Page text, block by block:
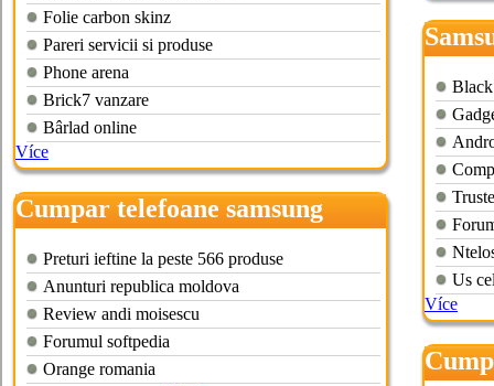
Folie carbon skinz
Pareri servicii si produse
Phone arena
Brick7 vanzare
Bârlad online
Více
Cumpar telefoane samsung
galaxy s3
Preturi ieftine la peste 566 produse
Anunturi republica moldova
Review andi moisescu
Forumul softpedia
Orange romania
Us
Více